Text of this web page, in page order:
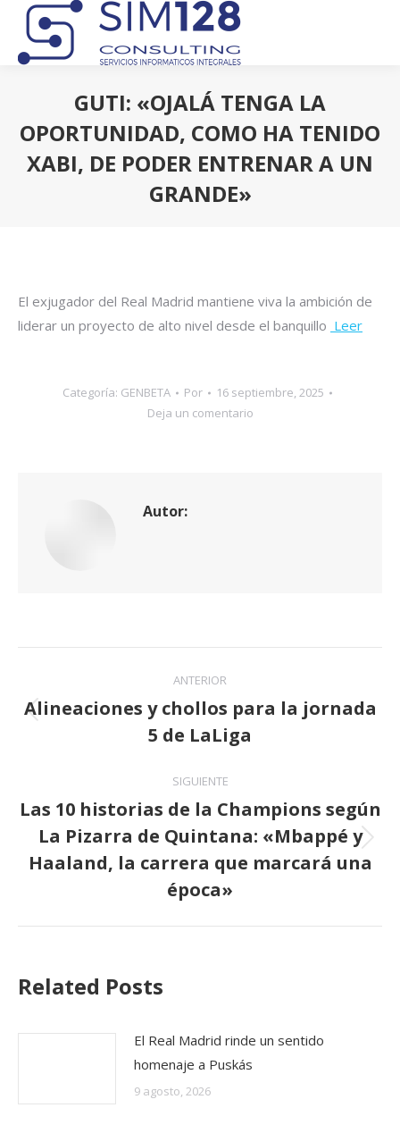
GUTI: «OJALÁ TENGA LA
OPORTUNIDAD, COMO HA TENIDO
XABI, DE PODER ENTRENAR A UN
GRANDE»
El exjugador del Real Madrid mantiene viva la ambición de
liderar un proyecto de alto nivel desde el banquillo Leer
Categoría: GENBETA Por
16 septiembre, 2025
Deja un comentario
Autor:
Navegación
entre
publicaciones
ANTERIOR
Publicación
anterior:
Alineaciones y chollos para la jornada
5 de LaLiga
SIGUIENTE
Publicación
siguiente:
Las 10 historias de la Champions según
La Pizarra de Quintana: «Mbappé y
Haaland, la carrera que marcará una
época»
Related Posts
El Real Madrid rinde un sentido
homenaje a Puskás
9 agosto, 2026